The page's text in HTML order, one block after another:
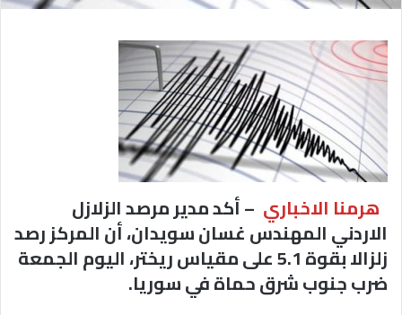
هرمنا الاخباري – أكد مدير مرصد الزلازل
الاردني المهندس غسان سويدان، أن المركز رصد
زلزالا بقوة 5.1 على مقياس ريختر، اليوم الجمعة
ضرب جنوب شرق حماة في سوريا.